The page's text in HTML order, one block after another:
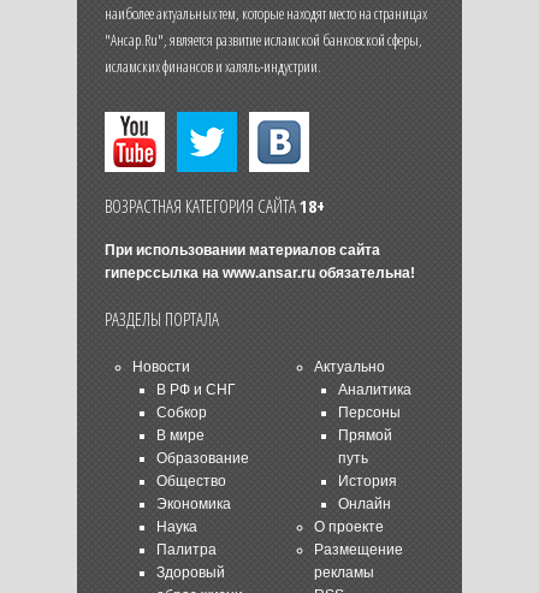
наиболее актуальных тем, которые находят место на страницах
"Ансар.Ru", является развитие исламской банковской сферы,
исламских финансов и халяль-индустрии.
ВОЗРАСТНАЯ КАТЕГОРИЯ САЙТА18+
При использовании материалов сайта
гиперссылка на www.ansar.ruобязательна!
РАЗДЕЛЫ ПОРТАЛА
Новости
В РФ и СНГ
Собкор
В мире
Образование
Общество
Экономика
Наука
Палитра
Здоровый
Актуально
Аналитика
Персоны
Прямой
путь
История
Онлайн
О проекте
Размещение
рекламы